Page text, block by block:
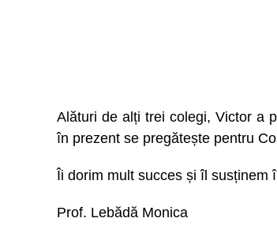
Alături de alți trei colegi, Victor a
în prezent se pregătește pentru
Îi dorim mult succes și îl susținem
Prof. Lebădă Monica